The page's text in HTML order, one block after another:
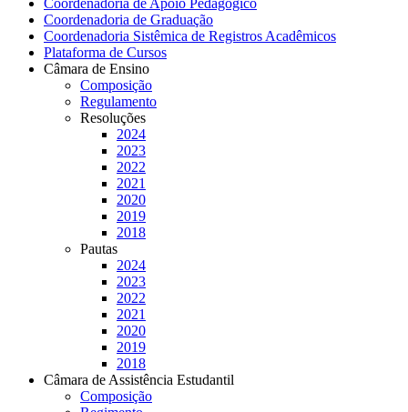
Coordenadoria de Apoio Pedagógico
Coordenadoria de Graduação
Coordenadoria Sistêmica de Registros Acadêmicos
Plataforma de Cursos
Câmara de Ensino
Composição
Regulamento
Resoluções
2024
2023
2022
2021
2020
2019
2018
Pautas
2024
2023
2022
2021
2020
2019
2018
Câmara de Assistência Estudantil
Composição